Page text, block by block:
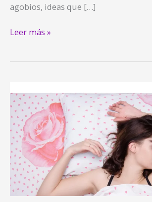
agobios, ideas que […]
Leer más »
dormir
profundamente
(y
mejor)
por
la
noche
con